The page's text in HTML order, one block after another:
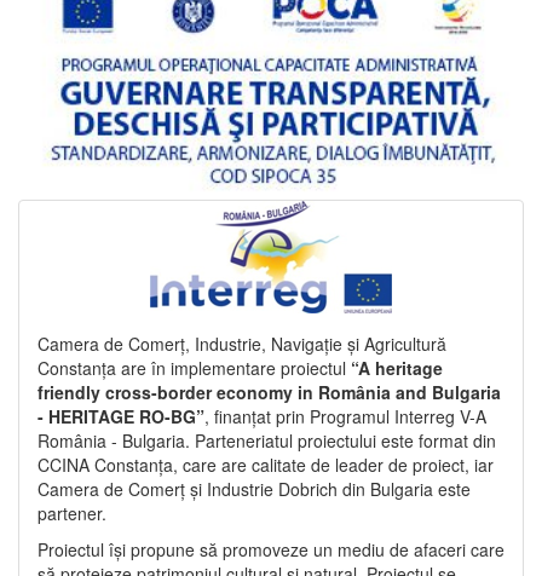
Camera de Comerț, Industrie, Navigație și Agricultură
Constanța are în implementare proiectul “A heritage
friendly cross-border economy in România and Bulgaria
- HERITAGE RO-BG”, finanțat prin Programul Interreg V-A
România - Bulgaria. Parteneriatul proiectului este format din
CCINA Constanța, care are calitate de leader de proiect, iar
Camera de Comerț și Industrie Dobrich din Bulgaria este
partener.
Proiectul își propune să promoveze un mediu de afaceri care